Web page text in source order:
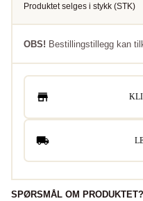
Produktet selges i stykk (STK)
OBS! Bestillingstillegg kan
SPØRSMÅL OM PRODUKTET?